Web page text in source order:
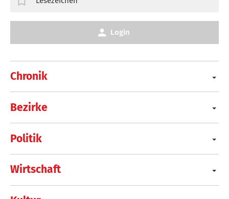
Chronik
Bezirke
Politik
Wirtschaft
Login